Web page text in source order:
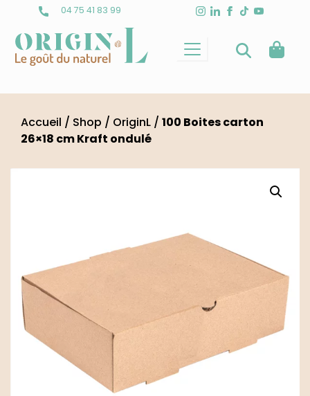
content
04 75 41 83 99
Accueil / Shop / OriginL / 100 Boites carton
26×18 cm Kraft ondulé